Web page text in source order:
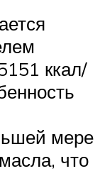
ккал/
мере
что